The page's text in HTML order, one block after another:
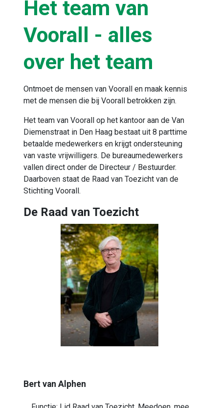
Het team van
Voorall - alles
over het team
Ontmoet de mensen van Voorall en maak kennis
met de mensen die bij Voorall betrokken zijn.
Het team van Voorall op het kantoor aan de Van
Diemenstraat in Den Haag bestaat uit 8 parttime
betaalde medewerkers en krijgt ondersteuning
van vaste vrijwilligers. De bureaumedewerkers
vallen direct onder de Directeur / Bestuurder.
Daarboven staat de Raad van Toezicht van de
Stichting Voorall.
De Raad van Toezicht
Bert van Alphen